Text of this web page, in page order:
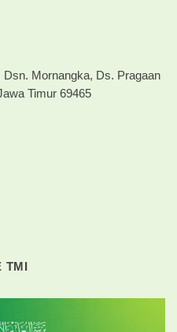
Mornangka, Ds. Pragaan
Timur 69465